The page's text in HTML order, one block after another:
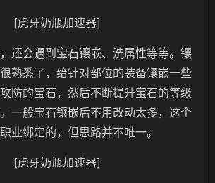
[虎牙奶瓶加速器]
还会遇到宝石镶嵌、洗属性等等。镶
熟悉了，给针对部位的装备镶嵌一些
防的宝石，然后不断提升宝石的等级
一般宝石镶嵌后不用改动太多，这个
业绑定的，但思路并不唯一。
[虎牙奶瓶加速器]